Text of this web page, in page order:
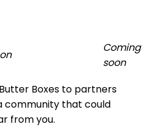
Coming
soon
Boxes to partners
community that could
from you.